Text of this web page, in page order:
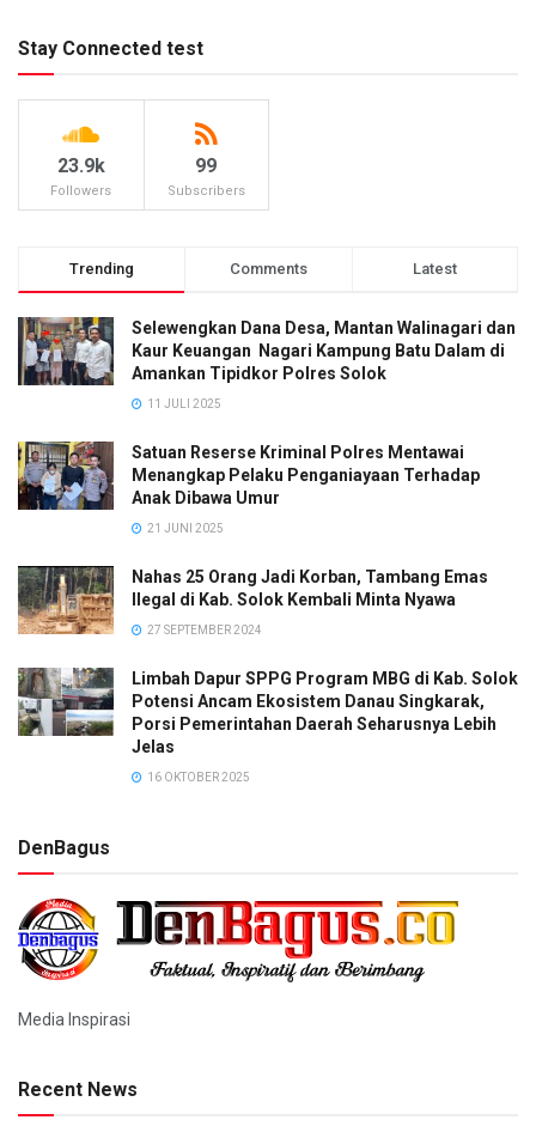
Stay Connected test
23.9k
Followers
99
Subscribers
Trending Comments Latest
Selewengkan Dana Desa, Mantan Walinagari dan
Kaur Keuangan Nagari Kampung Batu Dalam di
Amankan Tipidkor Polres Solok
11 JULI 2025
Satuan Reserse Kriminal Polres Mentawai
Menangkap Pelaku Penganiayaan Terhadap
Anak Dibawa Umur
21 JUNI 2025
Nahas 25 Orang Jadi Korban, Tambang Emas
Ilegal di Kab. Solok Kembali Minta Nyawa
27 SEPTEMBER 2024
Limbah Dapur SPPG Program MBG di Kab. Solok
Potensi Ancam Ekosistem Danau Singkarak,
Porsi Pemerintahan Daerah Seharusnya Lebih
Jelas
16 OKTOBER 2025
DenBagus
Media Inspirasi
Recent News